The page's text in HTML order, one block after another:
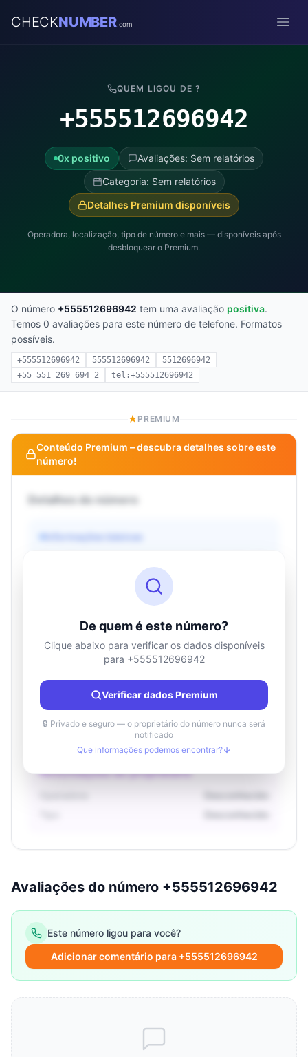
CHECKNUMBER.com
QUEM LIGOU DE ?
+555512696942
0x positivo
Avaliações: Sem relatórios
Categoria: Sem relatórios
Detalhes Premium disponíveis
Operadora, localização, tipo de número e mais — disponíveis após
desbloquear o Premium.
O número +555512696942 tem uma avaliação positiva.
Temos 0 avaliações para este número de telefone. Formatos
possíveis.
+555512696942 555512696942
5512696942
+55 551 269 694 2
tel:+555512696942
PREMIUM
Conteúdo Premium – descubra detalhes sobre este
número!
Detalhes do número
Informações básicas
Informações de localização
País
Desconhecido
Cidade
Desconhecido
Região
Desconhecido
Informações do proprietário
De quem é este número?
Clique abaixo para verificar os dados disponíveis
para +555512696942
Verificar dados Premium
🔒 Privado e seguro — o proprietário do número nunca será
notificado
Que informações podemos encontrar?
Avaliações do número +555512696942
Este número ligou para você?
Adicionar comentário para +555512696942